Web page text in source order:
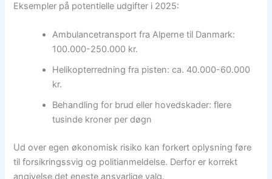
Eksempler på potentielle udgifter i 2025:
Ambulancetransport fra Alperne til Danmark:
100.000-250.000 kr.
Helikopterredning fra pisten: ca. 40.000-60.000
kr.
Behandling for brud eller hovedskader: flere
tusinde kroner per døgn
Ud over egen økonomisk risiko kan forkert oplysning føre
til forsikringssvig og politianmeldelse. Derfor er korrekt
angivelse det eneste ansvarlige valg.